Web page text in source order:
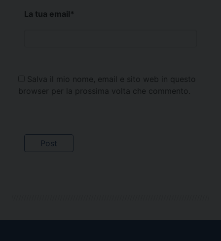
La tua email*
Salva il mio nome, email e sito web in questo
browser per la prossima volta che commento.